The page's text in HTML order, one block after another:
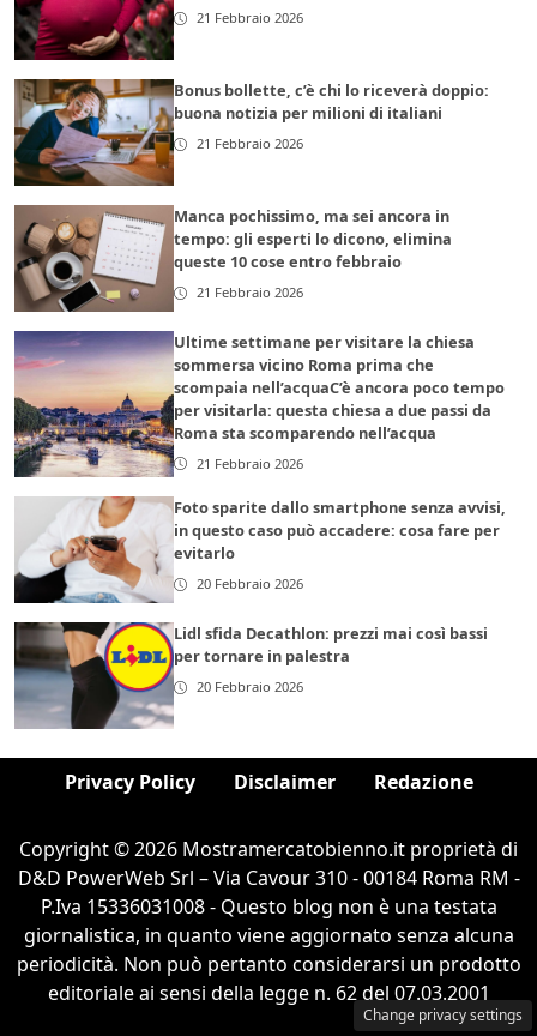
21 Febbraio 2026
Bonus bollette, c’è chi lo riceverà doppio:
buona notizia per milioni di italiani
21 Febbraio 2026
Manca pochissimo, ma sei ancora in
tempo: gli esperti lo dicono, elimina
queste 10 cose entro febbraio
21 Febbraio 2026
Ultime settimane per visitare la chiesa
sommersa vicino Roma prima che
scompaia nell’acquaC’è ancora poco tempo
per visitarla: questa chiesa a due passi da
Roma sta scomparendo nell’acqua
21 Febbraio 2026
Foto sparite dallo smartphone senza avvisi,
in questo caso può accadere: cosa fare per
evitarlo
20 Febbraio 2026
Lidl sfida Decathlon: prezzi mai così bassi
per tornare in palestra
20 Febbraio 2026
Privacy Policy Disclaimer Redazione
Copyright © 2026 Mostramercatobienno.it proprietà di
D&D PowerWeb Srl – Via Cavour 310 - 00184 Roma RM -
P.Iva 15336031008 - Questo blog non è una testata
giornalistica, in quanto viene aggiornato senza alcuna
periodicità. Non può pertanto considerarsi un prodotto
editoriale ai sensi della legge n. 62 del 07.03.2001
Change privacy settings